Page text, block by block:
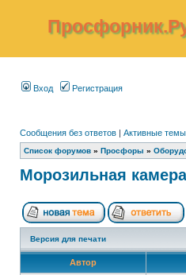
Вход Регистрация
Сообщения без ответов | Активные темы
Список форумов » Просфоры »
Морозильная камера
Версия для печати
Автор